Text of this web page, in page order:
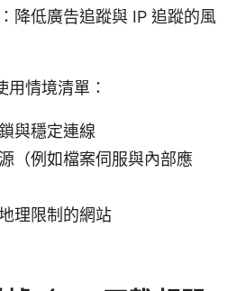
降低廣告追蹤與 IP 追蹤的風
情境清單：
與穩定連線
（例如檔案伺服與內部應
理限制的網站